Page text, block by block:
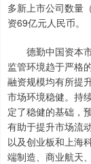
多新上市公司数量
资69亿元人民币。
德勤中国资本市
监管环境趋于严格
融资规模均有所提
市场环境稳健。持
定了稳健的基础，
有助于提升市场流
以及创业板和上海
端制造、商业航天